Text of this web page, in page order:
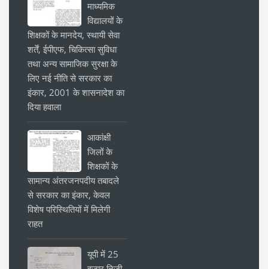
माध्यमिक
विद्यालयों के
शिक्षकों के मानदेय, स्थायी सेवा
शर्तें, ईपीएफ, चिकित्सा सुविधा
तथा अन्य सामाजिक सुरक्षा के
लिए नई नीति से सरकार का
इंकार, 2001 के शासनादेश का
दिया हवाला
आकांक्षी
जिलों के
शिक्षकों के
सामान्य अंतरजनपदीय तबादले
से सरकार का इंकार, केवल
विशेष परिस्थितियों में मिलेगी
राहत
यूपी में 25